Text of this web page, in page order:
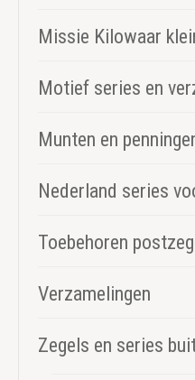
Missie Kilowaar
Motief series en
Munten en
Nederland series
Toebehoren
Verzamelingen
Zegels en series